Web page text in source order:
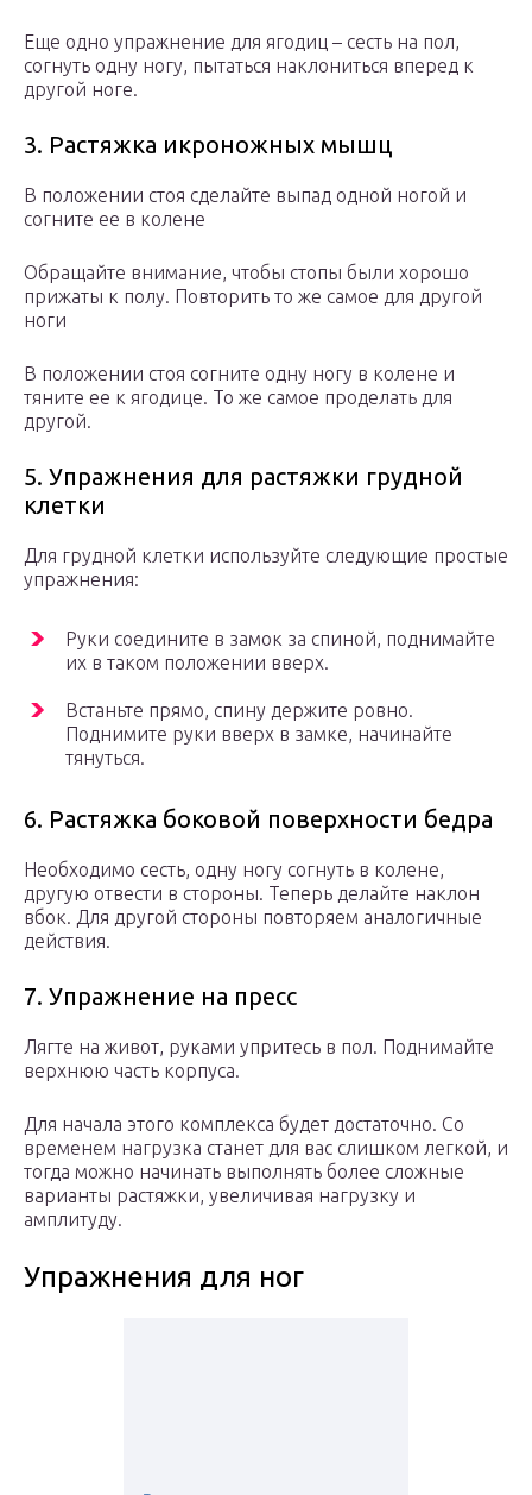
Еще одно упражнение для ягодиц – сесть на пол,
согнуть одну ногу, пытаться наклониться вперед к
другой ноге.
3. Растяжка икроножных мышц
В положении стоя сделайте выпад одной ногой и
согните ее в колене
Обращайте внимание, чтобы стопы были хорошо
прижаты к полу. Повторить то же самое для другой
ноги
В положении стоя согните одну ногу в колене и
тяните ее к ягодице. То же самое проделать для
другой.
5. Упражнения для растяжки грудной
клетки
Для грудной клетки используйте следующие простые
упражнения:
Руки соедините в замок за спиной, поднимайте
их в таком положении вверх.
Встаньте прямо, спину держите ровно.
Поднимите руки вверх в замке, начинайте
тянуться.
6. Растяжка боковой поверхности бедра
Необходимо сесть, одну ногу согнуть в колене,
другую отвести в стороны. Теперь делайте наклон
вбок. Для другой стороны повторяем аналогичные
действия.
7. Упражнение на пресс
Лягте на живот, руками упритесь в пол. Поднимайте
верхнюю часть корпуса.
Для начала этого комплекса будет достаточно. Со
временем нагрузка станет для вас слишком легкой, и
тогда можно начинать выполнять более сложные
варианты растяжки, увеличивая нагрузку и
амплитуду.
Упражнения для ног